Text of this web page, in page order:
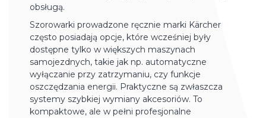
obsługą.
Szorowarki prowadzone ręcznie marki Kärcher
często posiadają opcje, które wcześniej były
dostępne tylko w większych maszynach
samojezdnych, takie jak np. automatyczne
wyłączanie przy zatrzymaniu, czy funkcje
oszczędzania energii. Praktyczne są zwłaszcza
systemy szybkiej wymiany akcesoriów. To
kompaktowe, ale w pełni profesjonalne